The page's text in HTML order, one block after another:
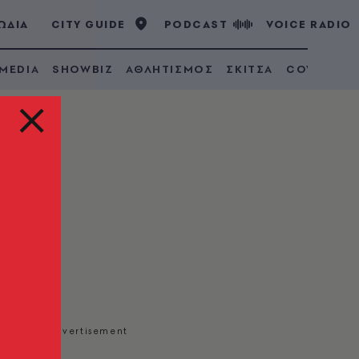
CITY GUIDE PODCAST VOICE RADIO
SHOWBIZ ΑΘΛΗΤΙΣΜΟΣ ΣΚΙΤΣΑ COVID 19